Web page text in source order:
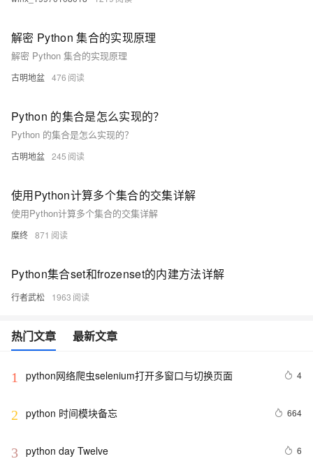
解密 Python 集合的实现原理
解密 Python 集合的实现原理
古明地盆 476
Python 的集合是怎么实现的？
Python 的集合是怎么实现的？
古明地盆 245
使用Python计算多个集合的交集详解
使用Python计算多个集合的交集详解
糜终 871
Python集合set和frozenset的内建方法详解
行者武松 1963
热门文章 最新文章
1 python网络爬虫selenium打开多窗口与切换页面 4
2 python 时间模块备忘 664
3 python day Twelve 6